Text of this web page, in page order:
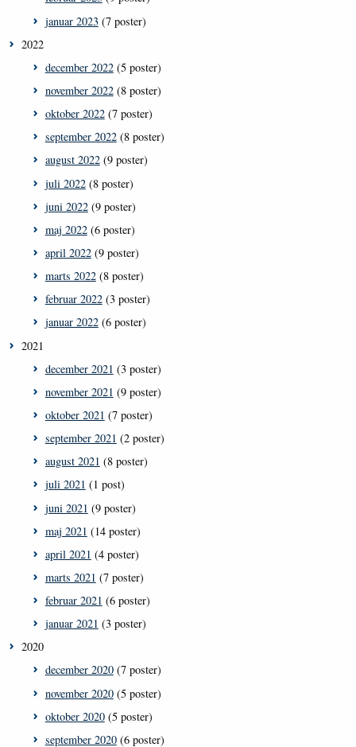
januar 2023(7 poster)
2022
december 2022(5 poster)
november 2022(8 poster)
oktober 2022(7 poster)
september 2022(8 poster)
august 2022(9 poster)
juli 2022(8 poster)
juni 2022(9 poster)
maj 2022(6 poster)
april 2022(9 poster)
marts 2022(8 poster)
februar 2022(3 poster)
januar 2022(6 poster)
2021
december 2021 (3 poster)
november 2021 (9 poster)
oktober 2021 (7 poster)
september 2021 (2 poster)
august 2021 (8 poster)
juli 2021 (1 post)
juni 2021 (9 poster)
maj 2021 (14 poster)
april 2021 (4 poster)
marts 2021 (7 poster)
februar 2021 (6 poster)
januar 2021 (3 poster)
2020
december 2020(7 poster)
november 2020(5 poster)
oktober 2020(5 poster)
september 2020(6 poster)